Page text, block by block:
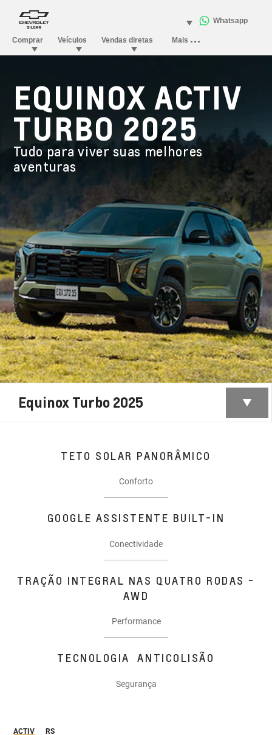
EQUINOX ACTIV
TURBO 2025
Tudo para viver suas melhores
aventuras
Equinox Turbo 2025
TETO SOLAR PANORÂMICO
Conforto
GOOGLE ASSISTENTE BUILT-IN
Conectividade
TRAÇÃO INTEGRAL NAS QUATRO RODAS -
AWD
Performance
TECNOLOGIA ANTICOLISÃO
Segurança
ACTIV RS